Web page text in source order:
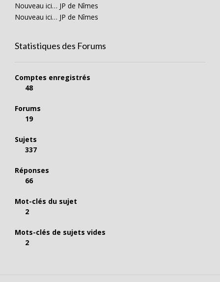
Nouveau ici… JP de Nîmes
Nouveau ici… JP de Nîmes
Statistiques des Forums
Comptes enregistrés
48
Forums
19
Sujets
337
Réponses
66
Mot-clés du sujet
2
Mots-clés de sujets vides
2